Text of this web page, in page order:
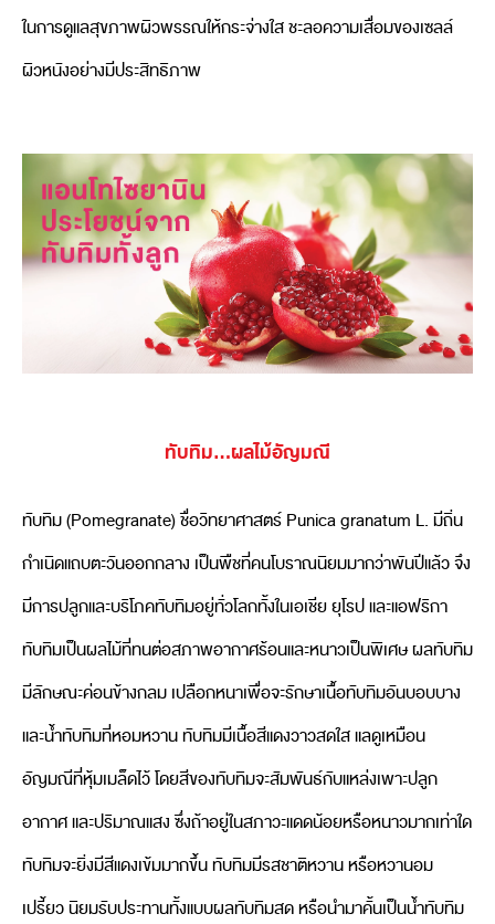
ในการดูแลสุขภาพผิวพรรณให้กระจ่างใส ชะลอความเสื่อมของเซลล์
ผิวหนังอย่างมีประสิทธิภาพ
ทับทิม...ผลไม้อัญมณี
ทับทิม (Pomegranate) ชื่อวิทยาศาสตร์ Punica granatum L. มีถิ่น
กำเนิดแถบตะวันออกกลาง เป็นพืชที่คนโบราณนิยมมากว่าพันปีแล้ว จึง
มีการปลูกและบริโภคทับทิมอยู่ทั่วโลกทั้งในเอเชีย ยุโรป และแอฟริกา
ทับทิมเป็นผลไม้ที่ทนต่อสภาพอากาศร้อนและหนาวเป็นพิเศษ ผลทับทิม
มีลักษณะค่อนข้างกลม เปลือกหนาเพื่อจะรักษาเนื้อทับทิมอันบอบบาง
และน้ำทับทิมที่หอมหวาน ทับทิมมีเนื้อสีแดงวาวสดใส แลดูเหมือน
อัญมณีที่หุ้มเมล็ดไว้ โดยสีของทับทิมจะสัมพันธ์กับแหล่งเพาะปลูก
อากาศ และปริมาณแสง ซึ่งถ้าอยู่ในสภาวะแดดน้อยหรือหนาวมากเท่าใด
ทับทิมจะยิ่งมีสีแดงเข้มมากขึ้น ทับทิมมีรสชาติหวาน หรือหวานอม
เปรี้ยว นิยมรับประทานทั้งแบบผลทับทิมสด หรือนำมาคั้นเป็นน้ำทับทิม